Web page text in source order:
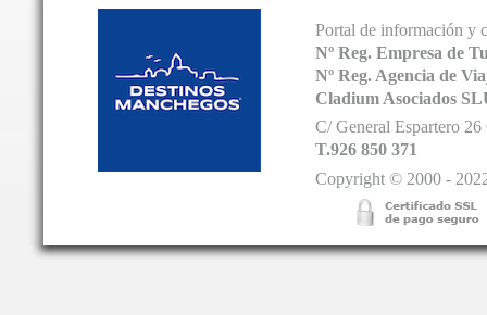
Portal de información y
Nº Reg. Empresa de
Nº Reg. Agencia de
Cladium Asociados
C/ General Espartero
T.926 850 371
Copyright © 2000 -